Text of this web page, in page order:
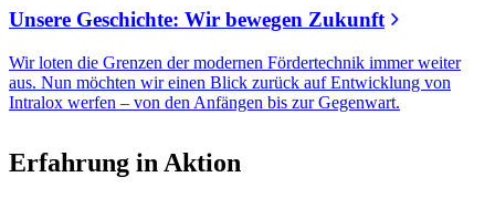
Unsere Geschichte: Wir bewegen Zukunft
Wir loten die Grenzen der modernen Fördertechnik immer weiter
aus. Nun möchten wir einen Blick zurück auf Entwicklung von
Intralox werfen – von den Anfängen bis zur Gegenwart.
Erfahrung in Aktion